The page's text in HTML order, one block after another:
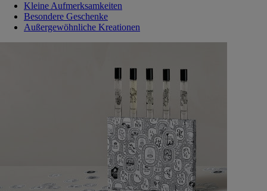
Kleine Aufmerksamkeiten
Besondere Geschenke
Außergewöhnliche Kreationen